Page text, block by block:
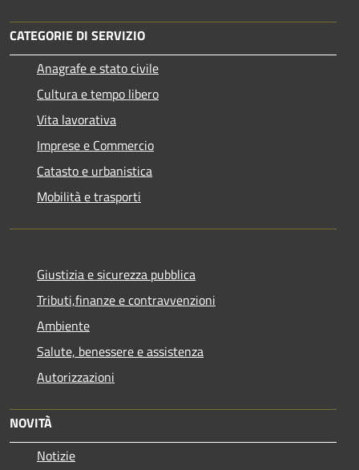
CATEGORIE DI SERVIZIO
Anagrafe e stato civile
Cultura e tempo libero
Vita lavorativa
Imprese e Commercio
Catasto e urbanistica
Mobilità e trasporti
Giustizia e sicurezza pubblica
Tributi,finanze e contravvenzioni
Ambiente
Salute, benessere e assistenza
Autorizzazioni
NOVITÀ
Notizie